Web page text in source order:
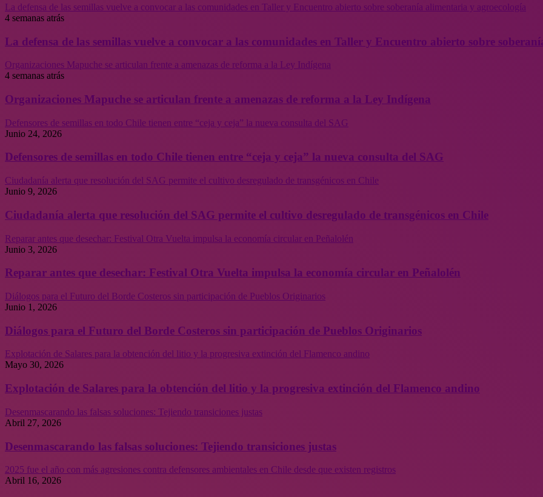
La defensa de las semillas vuelve a convocar a las comunidades en Taller y Encuentro abierto sobre soberanía alimentaria y agroecología
4 semanas atrás
La defensa de las semillas vuelve a convocar a las comunidades en Taller y Encuentro abierto sobre
Organizaciones Mapuche se articulan frente a amenazas de reforma a la Ley Indígena
4 semanas atrás
Organizaciones Mapuche se articulan frente a amenazas de reforma a la Ley Indígena
Defensores de semillas en todo Chile tienen entre “ceja y ceja” la nueva consulta del SAG
Junio 24, 2026
Defensores de semillas en todo Chile tienen entre “ceja y ceja” la nueva consulta del SAG
Ciudadanía alerta que resolución del SAG permite el cultivo desregulado de transgénicos en Chile
Junio 9, 2026
Ciudadanía alerta que resolución del SAG permite el cultivo desregulado de transgénicos en Chile
Reparar antes que desechar: Festival Otra Vuelta impulsa la economía circular en Peñalolén
Junio 3, 2026
Reparar antes que desechar: Festival Otra Vuelta impulsa la economía circular en Peñalolén
Diálogos para el Futuro del Borde Costeros sin participación de Pueblos Originarios
Junio 1, 2026
Diálogos para el Futuro del Borde Costeros sin participación de Pueblos Originarios
Explotación de Salares para la obtención del litio y la progresiva extinción del Flamenco andino
Mayo 30, 2026
Explotación de Salares para la obtención del litio y la progresiva extinción del Flamenco andino
Desenmascarando las falsas soluciones: Tejiendo transiciones justas
Abril 27, 2026
Desenmascarando las falsas soluciones: Tejiendo transiciones justas
2025 fue el año con más agresiones contra defensores ambientales en Chile desde que existen registros
Abril 16, 2026